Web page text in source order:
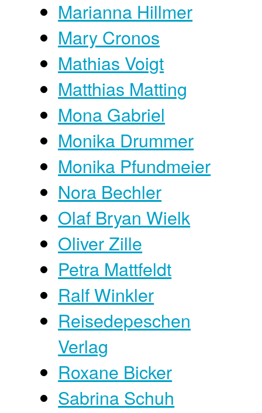
Marianna Hillmer
Mary Cronos
Mathias Voigt
Matthias Matting
Mona Gabriel
Monika Drummer
Monika Pfundmeier
Nora Bechler
Olaf Bryan Wielk
Oliver Zille
Petra Mattfeldt
Ralf Winkler
Reisedepeschen
Verlag
Roxane Bicker
Sabrina Schuh